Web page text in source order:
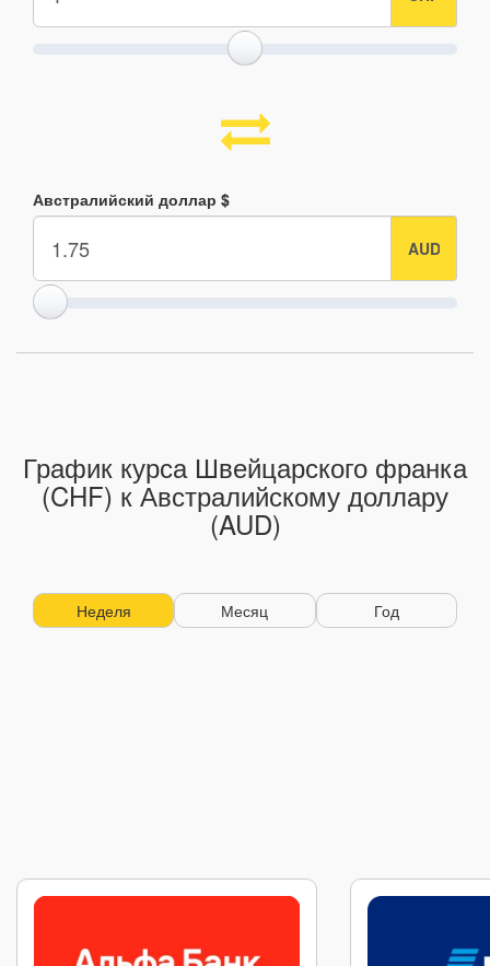
Австралийский доллар $
График курса Швейцарского франка
(CHF) к Австралийскому доллару
(AUD)
Неделя Месяц Год